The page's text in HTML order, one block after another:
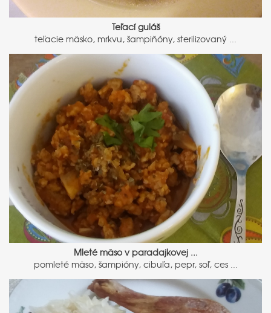
Teľací guláš
teľacie mäsko, mrkvu, šampiňóny, sterilizovaný ...
Mleté mäso v paradajkovej ...
pomleté mäso, šampióny, cibuľa, pepr, soľ, ces ...